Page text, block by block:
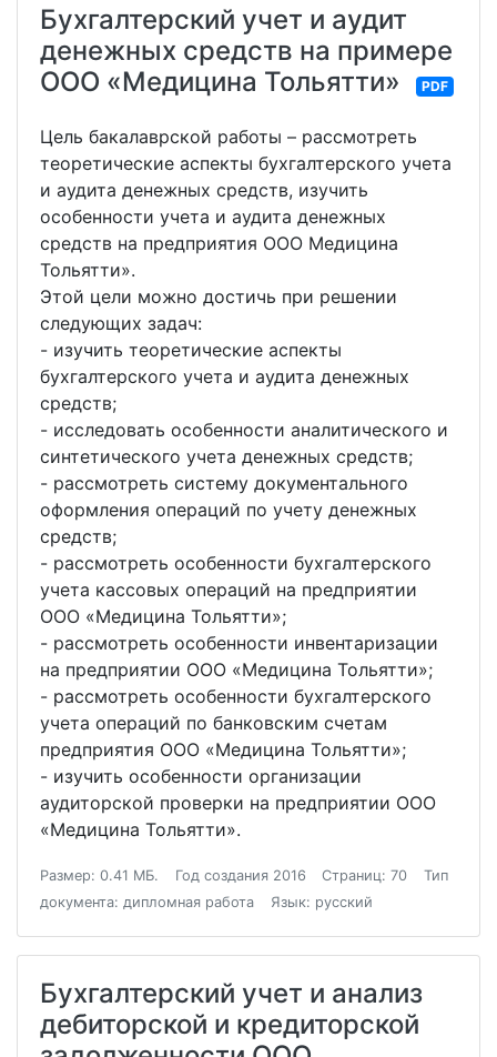
Бухгалтерский учет и аудит
денежных средств на примере
ООО «Медицина Тольятти»
PDF
Цель бакалаврской работы – рассмотреть
теоретические аспекты бухгалтерского учета
и аудита денежных средств, изучить
особенности учета и аудита денежных
средств на предприятия ООО Медицина
Тольятти».
Этой цели можно достичь при решении
следующих задач:
- изучить теоретические аспекты
бухгалтерского учета и аудита денежных
средств;
- исследовать особенности аналитического и
синтетического учета денежных средств;
- рассмотреть систему документального
оформления операций по учету денежных
средств;
- рассмотреть особенности бухгалтерского
учета кассовых операций на предприятии
ООО «Медицина Тольятти»;
- рассмотреть особенности инвентаризации
на предприятии ООО «Медицина Тольятти»;
- рассмотреть особенности бухгалтерского
учета операций по банковским счетам
предприятия ООО «Медицина Тольятти»;
- изучить особенности организации
аудиторской проверки на предприятии ООО
«Медицина Тольятти».
Размер: 0.41 МБ. Год создания 2016 Страниц: 70
Тип
документа: дипломная работа
Язык: русский
Бухгалтерский учет и анализ
дебиторской и кредиторской